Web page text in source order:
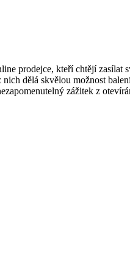
prodejce, kteří chtějí
dělá skvělou možnost
zážitek z